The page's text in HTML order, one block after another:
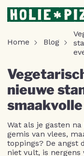
Home Blog
nieuwe
Wat als je gasten
gemis van vlees,
toppings? De angst
niet vult, is nergens